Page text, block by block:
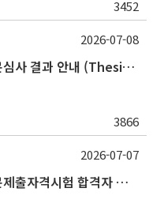
3452
2026학년도 1학기 석·박사 논문심사 결과 안내 (Thesis Defense Result)
3866
2026-07-08
2026학년도 2학기 석·박사 논문제출자격시험 합격자 공고(TSQ Exam Result)
2026-07-07